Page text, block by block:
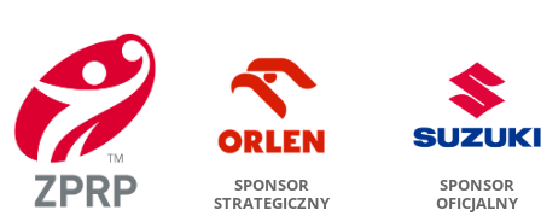
SPONSOR
STRATEGICZNY
SPONSOR
OFICJALNY